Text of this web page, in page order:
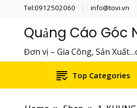
Tel:0912502060 info@tovi.vn
Quảng Cáo Góc
Đơn vị – Gia Công, Sản
Top Categories